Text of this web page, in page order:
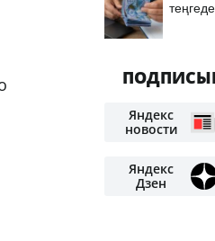
Яндекс
новости
Яндекс
Дзен